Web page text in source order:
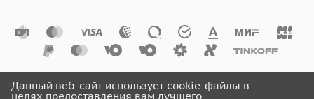
Данный веб-сайт использует cookie-файлы в
целях предоставления вам лучшего